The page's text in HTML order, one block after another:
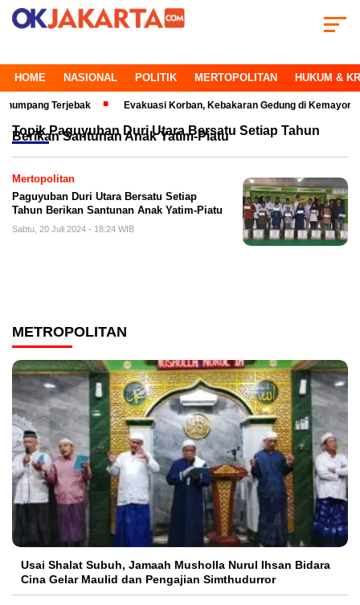
HOME NASIONAL POLITIK MERTOPOLITAN HUKUM &
Terjebak Evakuasi Korban, Kebakaran Gedung di Kemayoran
TopikPaguyuban Duri Utara Bersatu Setiap Tahun
Berikan Santunan Anak Yatim-Piatu
Mertopolitan
Paguyuban Duri Utara Bersatu Setiap
Tahun Berikan Santunan Anak Yatim-Piatu
Sabtu, 20 Juli 2024 - 18:24 WIB
METROPOLITAN
Usai Shalat Subuh, Jamaah Musholla Nurul Ihsan Bidara
Cina Gelar Maulid dan Pengajian Simthudurror